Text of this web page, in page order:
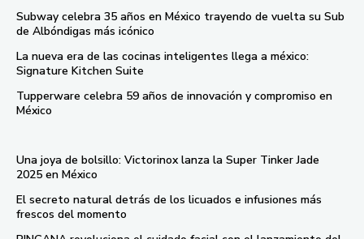
Subway celebra 35 años en México trayendo de vuelta su Sub
de Albóndigas más icónico
La nueva era de las cocinas inteligentes llega a méxico:
Signature Kitchen Suite
Tupperware celebra 59 años de innovación y compromiso en
México
Una joya de bolsillo: Victorinox lanza la Super Tinker Jade
2025 en México
El secreto natural detrás de los licuados e infusiones más
frescos del momento